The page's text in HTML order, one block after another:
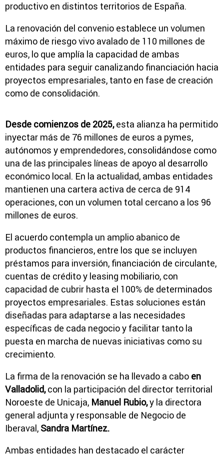
productivo en distintos territorios de España.
La renovación del convenio establece un volumen
máximo de riesgo vivo avalado de 110 millones de
euros, lo que amplía la capacidad de ambas
entidades para seguir canalizando financiación hacia
proyectos empresariales, tanto en fase de creación
como de consolidación.
Desde comienzos de 2025,esta alianza ha permitido
inyectar más de 76 millones de euros a pymes,
autónomos y emprendedores, consolidándose como
una de las principales líneas de apoyo al desarrollo
económico local. En la actualidad, ambas entidades
mantienen una cartera activa de cerca de 914
operaciones, con un volumen total cercano a los 96
millones de euros.
El acuerdo contempla un amplio abanico de
productos financieros, entre los que se incluyen
préstamos para inversión, financiación de circulante,
cuentas de crédito y leasing mobiliario, con
capacidad de cubrir hasta el 100% de determinados
proyectos empresariales. Estas soluciones están
diseñadas para adaptarse a las necesidades
específicas de cada negocio y facilitar tanto la
puesta en marcha de nuevas iniciativas como su
crecimiento.
La firma de la renovación se ha llevado a cabo en
Valladolid,con la participación del director territorial
Noroeste de Unicaja, Manuel Rubio,y la directora
general adjunta y responsable de Negocio de
Iberaval, Sandra Martínez.
Ambas entidades han destacado el carácter